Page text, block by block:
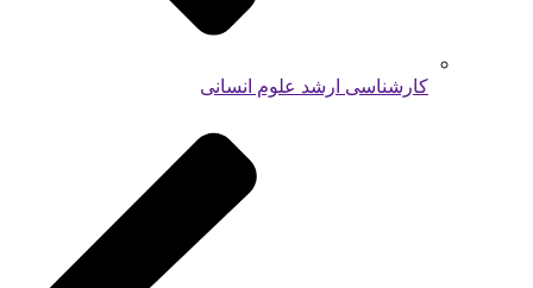
کارشناسی ارشد علوم انسانی